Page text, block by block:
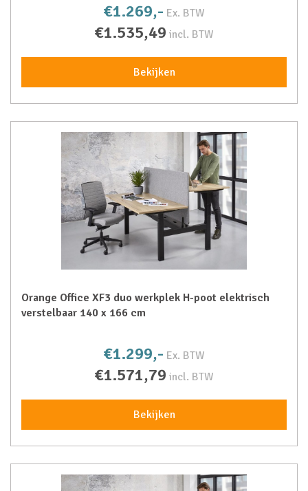
€1.269,- Ex. BTW
€1.535,49 incl. BTW
Bekijken
Orange Office XF3 duo werkplek H-poot elektrisch
verstelbaar 140 x 166 cm
€1.299,- Ex. BTW
€1.571,79 incl. BTW
Bekijken